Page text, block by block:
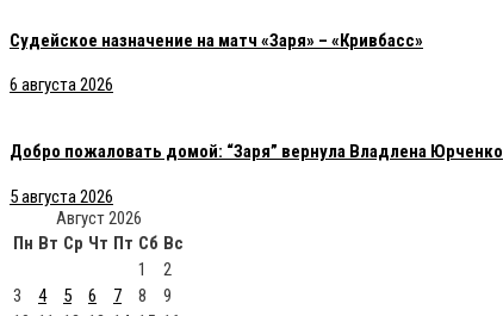
Судейское назначение на матч «Заря» – «Кривбасс»
6 августа 2026
Добро пожаловать домой: “Заря” вернула Владлена Юрченко
5 августа 2026
Август 2026
Пн Вт Ср Чт Пт Сб Вс
1
2
3
4 5 6 7 8
9